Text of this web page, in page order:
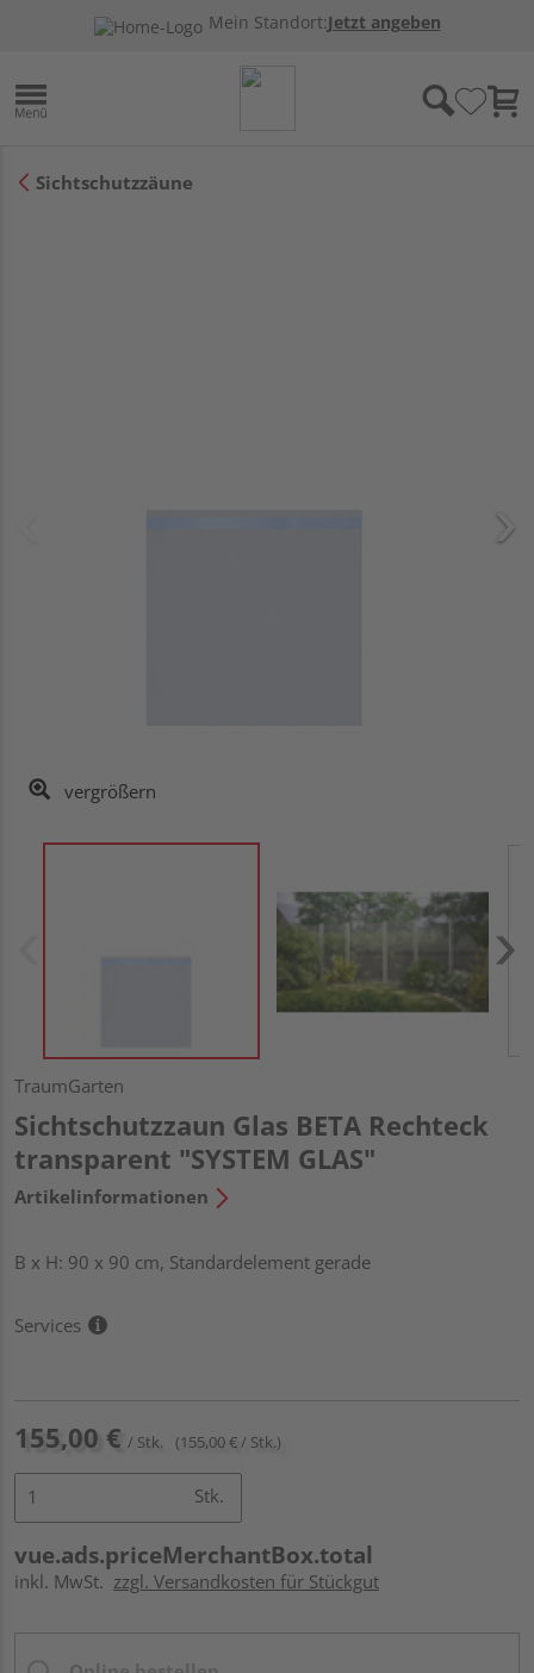
Mein Standort:Jetzt angeben
Sichtschutzzäune
vergrößern
TraumGarten
Sichtschutzzaun Glas BETA Rechteck
transparent "SYSTEM GLAS"
Artikelinformationen
B x H: 90 x 90 cm, Standardelement gerade
Services
155,00 € / Stk. (155,00 € / Stk.)
Stk.
vue.ads.priceMerchantBox.total
inkl. MwSt. zzgl. Versandkosten für Stückgut